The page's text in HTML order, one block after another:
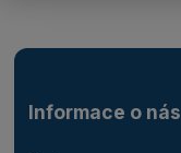
Informace o nás